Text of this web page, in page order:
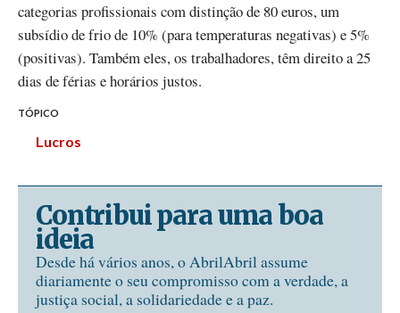
categorias profissionais com distinção de 80 euros, um
subsídio de frio de 10% (para temperaturas negativas) e 5%
(positivas). Também eles, os trabalhadores, têm direito a 25
dias de férias e horários justos.
TÓPICO
Lucros
Contribui para uma boa
ideia
Desde há vários anos, o AbrilAbril assume
diariamente o seu compromisso com a verdade, a
justiça social, a solidariedade e a paz.